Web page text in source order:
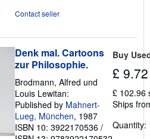
Contact seller
Denk mal. Cartoons
zur Philosophie.
Brodmann, Alfred und
Louis Lewitan:
Published by Mahnert-
Lueg, München, 1987
ISBN 10: 3922170536 /
Buy
£ 9.72
£ 102.96
Ships
Quantity: